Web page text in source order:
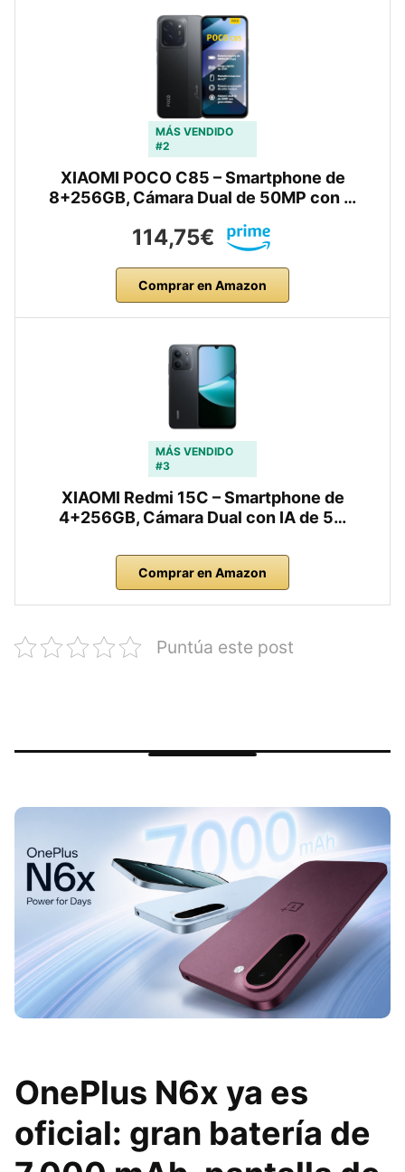
MÁS VENDIDO
#2
XIAOMI POCO C85 – Smartphone de
8+256GB, Cámara Dual de 50MP con …
114,75€
Comprar en Amazon
MÁS VENDIDO
#3
XIAOMI Redmi 15C – Smartphone de
4+256GB, Cámara Dual con IA de 5…
Comprar en Amazon
Puntúa este post
OnePlus N6x ya es
oficial: gran batería de